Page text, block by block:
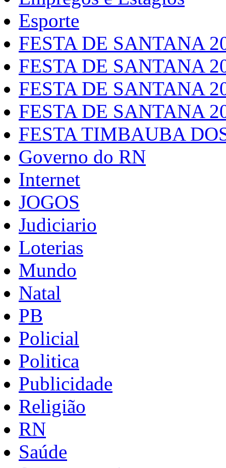
Esporte
FESTA DE SANTANA
FESTA DE SANTANA
FESTA DE SANTANA
FESTA DE SANTANA
FESTA TIMBAUBA
Governo do RN
Internet
JOGOS
Judiciario
Loterias
Mundo
Natal
PB
Policial
Politica
Publicidade
Religião
RN
Saúde